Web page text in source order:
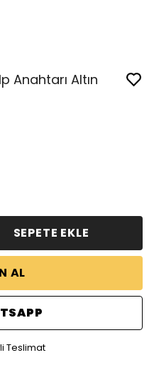
Anahtarı Altın
SEPETE EKLE
AL
Teslimat